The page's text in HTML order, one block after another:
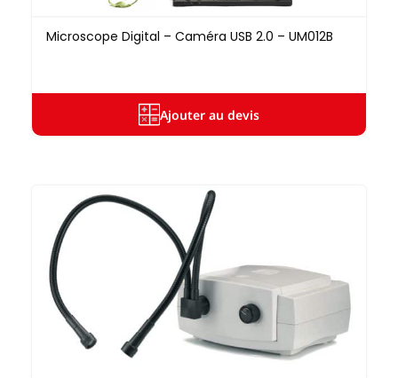
Microscope Digital – Caméra USB 2.0 – UM012B
Ajouter au devis